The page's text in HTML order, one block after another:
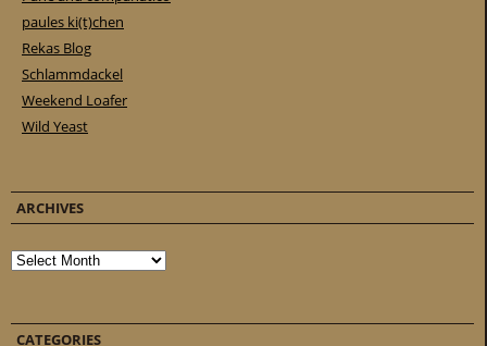
paules ki(t)chen
Rekas Blog
Schlammdackel
Weekend Loafer
Wild Yeast
ARCHIVES
Archives
CATEGORIES